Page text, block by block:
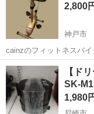
2,800
神戸市
cainzのフィットネスバイクです。 家庭用のエアロバ
経年による小傷や錆など
動作確認済みです。 負荷調整付きで、室内での軽い運動やリハビリ、
運動不足解消にどうぞ。
兵庫 神戸市 フ
【ド
SK-
1,980